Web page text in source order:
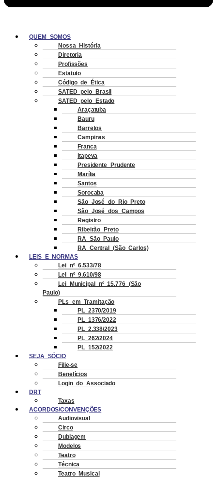
QUEM SOMOS
Nossa História
Diretoria
Profissões
Estatuto
Código de Ética
SATED pelo Brasil
SATED pelo Estado
Araçatuba
Bauru
Barretos
Campinas
Franca
Itapeva
Presidente Prudente
Marília
Santos
Sorocaba
São José do Rio Preto
São José dos Campos
Registro
Ribeirão Preto
RA São Paulo
RA Central (São Carlos)
LEIS E NORMAS
Lei nº 6.533/78
Lei nº 9.610/98
Lei Municipal nº 15.776 (São
Paulo)
PLs em Tramitação
PL 2370/2019
PL 1376/2022
PL 2.338/2023
PL 262/2024
PL 152/2022
SEJA SÓCIO
Filie-se
Benefícios
Login do Associado
DRT
Taxas
ACORDOS/CONVENÇÕES
Audiovisual
Circo
Dublagem
Modelos
Teatro
Técnica
Teatro Musical